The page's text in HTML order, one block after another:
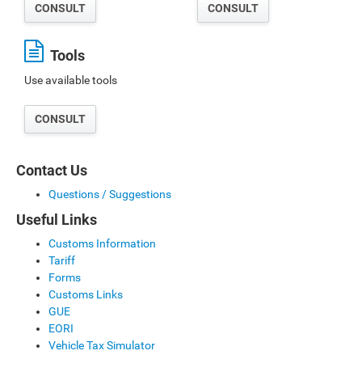
CONSULT CONSULT
Tools
Use available tools
CONSULT
Contact Us
Questions / Suggestions
Useful Links
Customs Information
Tariff
Forms
Customs Links
GUE
EORI
Vehicle Tax Simulator